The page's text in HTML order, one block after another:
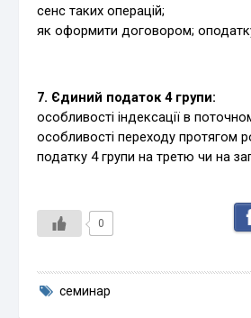
сенс таких операцій;
як оформити договором;
7. Єдиний податок 4 групи:
особливості індексації в
особливості переходу протягом
податку 4 групи на третю чи на
0
семинар